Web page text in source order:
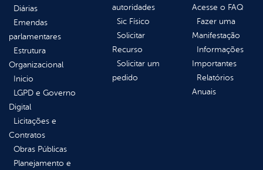
Diárias
Emendas
parlamentares
Estrutura
Organizacional
Inicio
LGPD e Governo
Digital
Licitações e
Contratos
Obras Públicas
Planejamento e
autoridades
Sic Físico
Solicitar
Recurso
Solicitar um
pedido
Acesse o FAQ
Fazer uma
Manifestação
Informações
Importantes
Relatórios
Anuais